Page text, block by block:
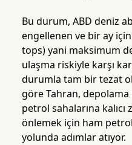
Bu durum, ABD deniz
engellenen ve bir ay
tops) yani maksimum
ulaşma riskiyle karşı
durumla tam bir tezat
göre Tahran,
petrol sahalarına
önlemek için ham
yolunda adımlar atıyor.